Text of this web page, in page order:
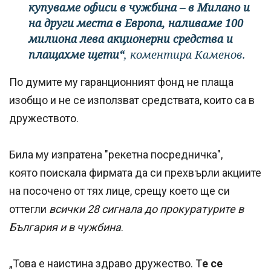
купуваме офиси в чужбина – в Милано и
на други места в Европа, наливаме 100
милиона лева акционерни средства и
плащахме щети“, коментира Каменов.
По думите му гаранционният фонд не плаща
изобщо и не се използват средствата, които са в
дружеството.
Била му изпратена "рекетна посредничка",
която поискала фирмата да си прехвърли акциите
на посочено от тях лице, срещу което ще си
оттегли всички 28 сигнала до прокуратурите в
България и в чужбина.
„Това е наистина здраво дружество. Те се